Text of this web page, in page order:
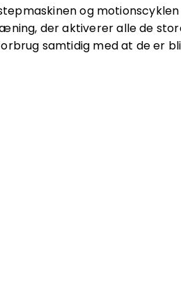
og
der aktiverer alle de
samtidig med at de er